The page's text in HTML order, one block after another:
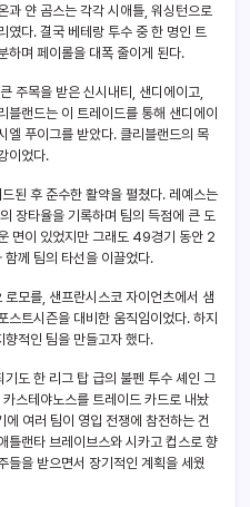
과 얀 곰스는 각각 시애틀, 워싱턴으로
였다. 결국 베테랑 투수 중 한 명인 트
하며 페이롤을 대폭 줄이게 된다.
주목을 받은 신시내티, 샌디에이고,
랜드는 이 트레이드를 통해 샌디에이
엘 푸이그를 받았다. 클리블랜드의 목
이었다.
된 후 준수한 활약을 펼쳤다. 레예스는
장타율을 기록하며 팀의 득점에 큰 도
면이 있었지만 그래도 49경기 동안 2
께 팀의 타선을 이끌었다.
모를, 샌프란시스코 자이언츠에서 샘
스트시즌을 대비한 움직임이었다. 하지
향적인 팀을 만들고자 했다.
도 한 리그 탑 급의 불펜 투수 셰인 그
스테야노스를 트레이드 카드로 내놨
여러 팀이 영입 전쟁에 참전하는 건
틀랜타 브레이브스와 시카고 컵스로 향
들을 받으면서 장기적인 계획을 세웠